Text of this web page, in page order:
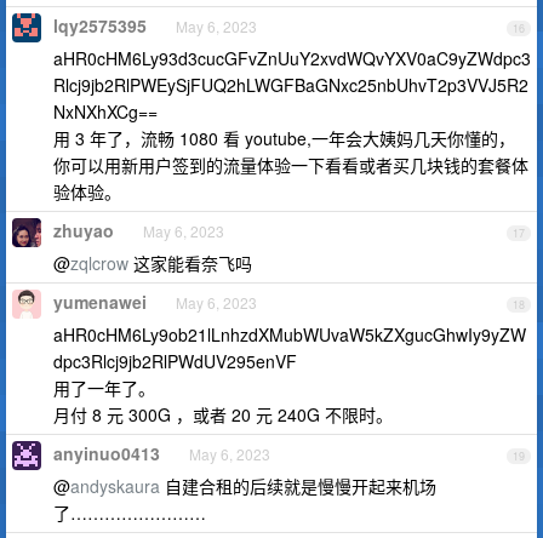
16
lqy2575395 May 6, 2023
aHR0cHM6Ly93d3cucGFvZnUuY2xvdWQvYXV0aC9yZWdpc3
Rlcj9jb2RlPWEySjFUQ2hLWGFBaGNxc25nbUhvT2p3VVJ5R2
NxNXhXCg==
用 3 年了，流畅 1080 看 youtube,一年会大姨妈几天你懂的，
你可以用新用户签到的流量体验一下看看或者买几块钱的套餐体
验体验。
17
zhuyao May 6, 2023
@zqlcrow 这家能看奈飞吗
18
yumenawei May 6, 2023
aHR0cHM6Ly9ob21lLnhzdXMubWUvaW5kZXgucGhwIy9yZW
dpc3Rlcj9jb2RlPWdUV295enVF
用了一年了。
月付 8 元 300G ，或者 20 元 240G 不限时。
19
anyinuo0413 May 6, 2023
@andyskaura 自建合租的后续就是慢慢开起来机场
了……………………